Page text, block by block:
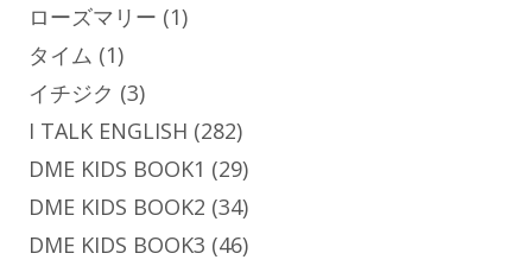
ローズマリー (1)
タイム (1)
イチジク (3)
I TALK ENGLISH (282)
DME KIDS BOOK1 (29)
DME KIDS BOOK2 (34)
DME KIDS BOOK3 (46)